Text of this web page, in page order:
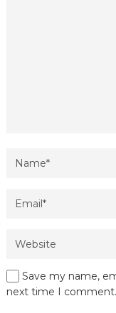
Save my name,
next time I comment.